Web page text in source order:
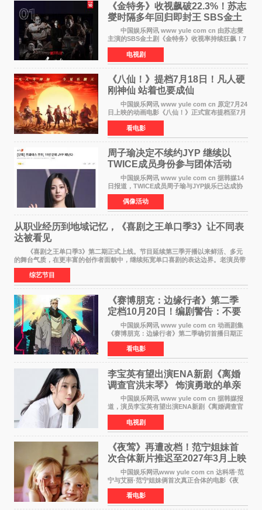
《金特务》收视飙破22.3%！苏志
燮时隔多年回归即封王 SBS金土
剧新纪录诞生
中国娱乐网讯 www yule com cn 由苏志燮
主演的SBS金土剧《金特务》收视率持续狂飙！7
月11日播出的第6集全国平均收视率高达22 3%，
瞬间最高更冲上26 4%，不仅再度刷新自身纪
录，更稳坐同时段
电视剧
《八仙！》提档7月18日！凡人硬
刚神仙 站着也要成仙
中国娱乐网讯 www yule com cn 原定7月24
日上映的动画电影《八仙！》正式宣布提档至7月
18日。这部国风动画大片将八仙过海，各显神通
这句刻在国人DNA里的俗语玩出了新花样——影
片讲述凡人
看电影
周子瑜决定不续约JYP 继续以
TWICE成员身份参与团体活动
中国娱乐网讯 www yule com cn 据韩媒14
日报道，TWICE成员周子瑜与JYP娱乐已达成协
议，不再续签个人专属合约，但她将继续参与
TWICE的完整团体活动。 周子瑜于2015年通
过生存节目《SIXTE
偶像活动
从职业经历到地域记忆，《喜剧之王单口季3》让不同表
达被看见
《喜剧之王单口季3》第二期正式上线。节目延续第三季开播以来鲜活、多元
的舞台气质，在更丰富的创作者面貌中，继续拓宽单口喜剧的表达边界。老演员带
着更加成熟的文本与舞台掌控回归，新面孔则
综艺节目
《赛博朋克：边缘行者》第二季
定档10月20日！编剧警告：不要
对角色投入太深
中国娱乐网讯 www yule com cn 动画剧集
《赛博朋克：边缘行者》第二季确切首播日期正
式敲定——将于10月20日在Netflix全球上线。此
前，Netflix韩国官方账号曾短暂出现这一日期信
息，随后迅
看电影
李宝英有望出演ENA新剧《离婚
调查官洪末琴》 饰演勇敢的单亲
妈妈家事调查官
中国娱乐网讯 www yule com cn 据韩媒报
道，演员李宝英有望出演ENA新剧《离婚调查官
洪末琴》女主角，引发观众期待。 李宝英在
剧中饰演家庭法院家事调查官洪末琴一角——即
使在极限状况
电视剧
《夜莺》再遭改档！范宁姐妹首
次合体新片推迟至2027年3月上映
中国娱乐网讯www yule com cn 达科塔·范
宁与艾丽·范宁姐妹俩首次真正合体的电影《夜
莺》再度改档，从原定的2027年2月12日推迟至
同年3月19日北美上映，片方希望借此利用春假档
期争取更多年轻
看电影